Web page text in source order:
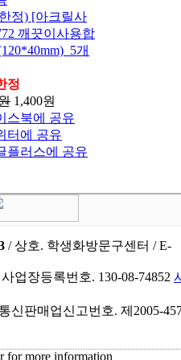
정) [아크릴사
깨끗이사용합
개
정
1,400원
/ 상호. 학생화방문구센터 / E-
업장등록번호. 130-08-74852
신판매업신고번호. 제2005-
for more information